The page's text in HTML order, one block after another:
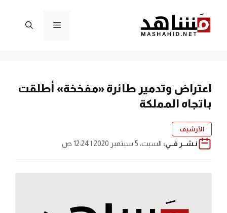
المحتوى
القائمة
اعتراض وتدمير طائرة «مفخخة» أطلقت
باتجاه المملكة
الأرشيف
نـشــر فــي: السبت، 5 سبتمبر 2020 | 12:24 ص